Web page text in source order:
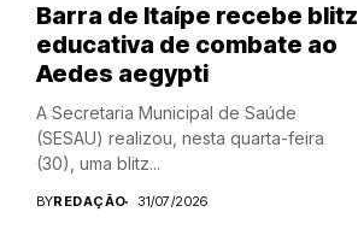
Barra de Itaípe recebe blitz
educativa de combate ao
Aedes aegypti
A Secretaria Municipal de Saúde
(SESAU) realizou, nesta quarta-feira
(30), uma blitz...
BYREDAÇÃO 31/07/2026